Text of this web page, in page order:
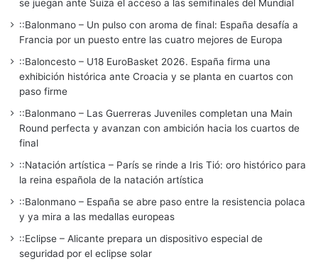
se juegan ante Suiza el acceso a las semifinales del Mundial
::Balonmano – Un pulso con aroma de final: España desafía a
Francia por un puesto entre las cuatro mejores de Europa
::Baloncesto – U18 EuroBasket 2026. España firma una
exhibición histórica ante Croacia y se planta en cuartos con
paso firme
::Balonmano – Las Guerreras Juveniles completan una Main
Round perfecta y avanzan con ambición hacia los cuartos de
final
::Natación artística – París se rinde a Iris Tió: oro histórico para
la reina española de la natación artística
::Balonmano – España se abre paso entre la resistencia polaca
y ya mira a las medallas europeas
::Eclipse – Alicante prepara un dispositivo especial de
seguridad por el eclipse solar